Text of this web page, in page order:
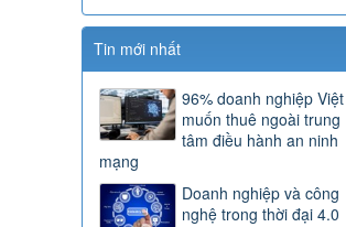
Tin mới nhất
96% doanh nghiệp Việt
muốn thuê ngoài trung
tâm điều hành an ninh
mạng
Doanh nghiệp và công
nghệ trong thời đại 4.0